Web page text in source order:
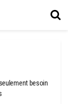
besoin